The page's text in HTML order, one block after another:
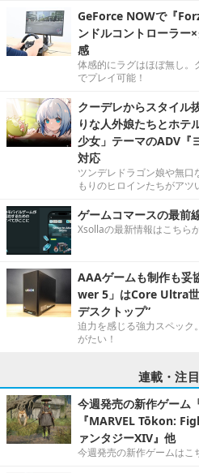
GeForce NOWで『
ンドルコントローラー
感
体感的にラグはほぼ無し。
でプレイ可能！
クーデレからスタイル
りな人外娘たちとホテ
少女」テーマのADV『
対応
ツンデレドラゴン娘や無口
もりのヒロインたちがアツ
ゲームコマースの最前
Xsollaの最新情報はこちら
AAAゲームも制作も
wer 5」はCore Ultra
デスクトップ”
迫力を感じる強力スペック
がたい！
連載・注
今週発売の新作ゲーム
『MARVEL Tōkon:
ァンタジーXIV』他
今週発売の新作ゲームはこ